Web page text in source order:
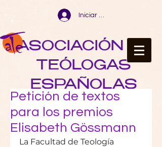
Iniciar sesión
ASOCIACIÓN DE
TEÓLOGAS
ESPAÑOLAS
Petición de textos
para los premios
Elisabeth Gössmann
La Facultad de Teología